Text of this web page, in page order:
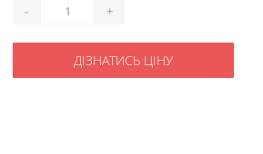
- +
ДІЗНАТИСЬ ЦІНУ